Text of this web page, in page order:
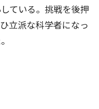
ている。挑戦を後押
立派な科学者になっ